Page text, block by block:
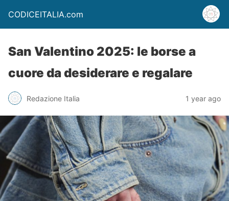
CODICEITALIA.com
San Valentino 2025: le borse a
cuore da desiderare e regalare
Redazione Italia 1 year ago